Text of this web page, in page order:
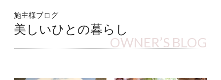
施主様ブログ
美しいひとの暮らし
OWNER’S BLOG